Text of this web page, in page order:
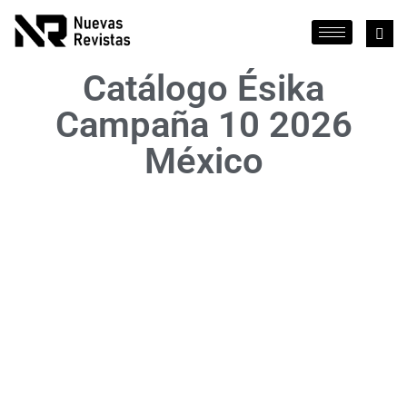
Catálogo Ésika
Campaña 10 2026
México